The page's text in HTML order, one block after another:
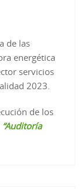
de las
energética
servicios
2023.
de los
“Auditoría